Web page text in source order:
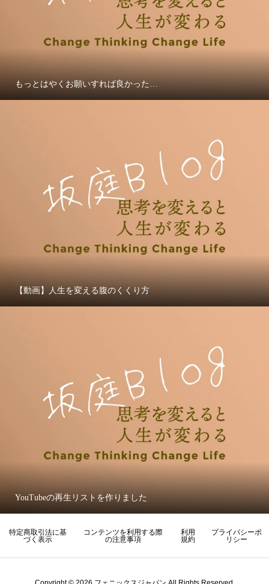
もっとはやくお願いすれば良かった…
【動画】人生を変える腹のくくり方
YouTubeの再生リストを作りました
特定商取引法に基
づく表示
コンテンツを利用する際
の注意事項
利用
規約
プライバシーポ
リシー